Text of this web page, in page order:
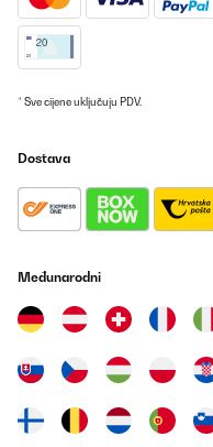
* Sve cijene uključuju PDV.
Dostava
Međunarodni